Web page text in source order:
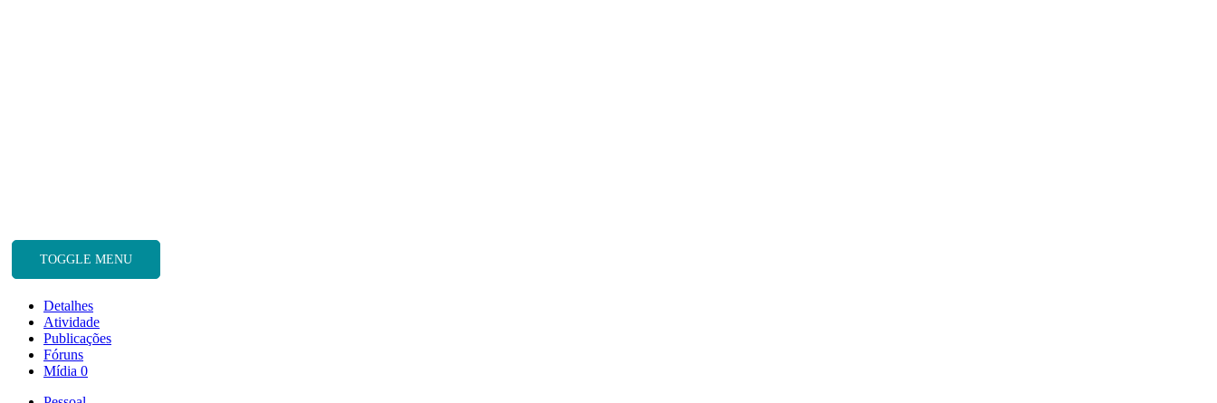
TOGGLE MENU
Detalhes
Atividade
Publicações
Fóruns
Mídia 0